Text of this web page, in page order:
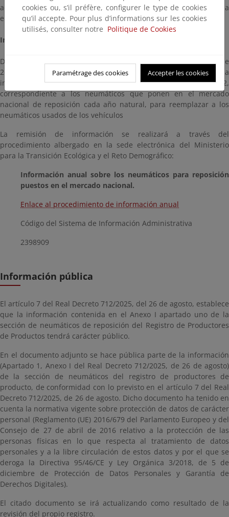
actividad de la empresa u otro documento que justifique la baja
en el registro.
Información en materia de neumáticos de reposición
De conformidad con el artículo 8.1 del Real Decreto 712/2025, de
26 de agosto, los productores de neumáticos recopilarán la
información contenida en el del anexo I apartado 2,
correspondiente a los neumáticos que ponen en el mercado
nacional de reposición cada año natural, para reemplazar a los
neumáticos usados de los vehículos
La remisión de información se realizará a través del
procedimiento albergado en la sede electrónica del Ministerio
para la Transición Ecológica y el Reto Demográfico:
Información anual sobre los neumáticos para reposición
puestos en el mercado nacional.
Enlace al procedimiento de información anual
Código del Sistema de Información Administrativa
2398909
Información pública
El artículo 7 del Real Decreto 712/2025, del 26 de agosto, establece
que la información contenida en el Anexo I apartado uno de la
sección de neumáticos de reposición del Registro de Productores
de Productos tendrá carácter público.
En el documento adjunto se hace pública parte de la información
(Apartado 1, Anexo I del Real Decreto 712/2025, de 26 de agosto)
de la sección de neumáticos del registro de productores de
producto, de conformidad con lo previsto en el artículo 7 del Real
Decreto 712/2025, de 26 de agosto. Dicho documento ha tenido en
cuenta la normativa vigente sobre protección de datos de carácter
personal (Reglamento (UE) 2016/679 del Parlamento Europeo y del
Consejo de 27 de abril de 2016 relativo a la protección de las
personas físicas en lo que respecta al tratamiento de datos
personales y a la libre circulación de estos datos y por el que se
deroga la Directiva 95/46/CE y Ley Orgánica 3/2018, de 5 de
diciembre de Protección de Datos Personales y Garantía de
Derechos Digitales).
El citado documento se irá actualizando como resultado de la
revisión del propio registro.
cookies ou, s’il préfère, configurer le type de cookies
qu’il accepte. Pour plus d’informations sur les cookies
utilisés, consulter notre Politique de Cookies
Paramétrage des cookies Accepter les cookies